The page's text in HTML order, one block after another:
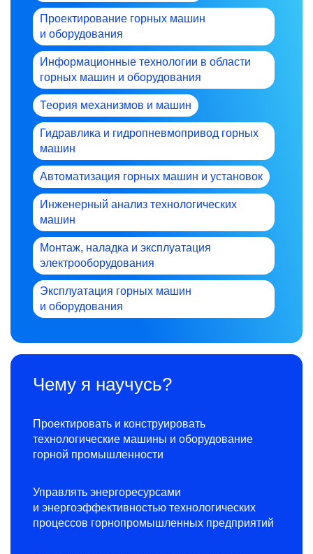
Проектирование горных машин
и оборудования
Информационные технологии в области
горных машин и оборудования
Теория механизмов и машин
Гидравлика и гидропневмопривод горных
машин
Автоматизация горных машин и установок
Инженерный анализ технологических
машин
Монтаж, наладка и эксплуатация
электрооборудования
Эксплуатация горных машин
и оборудования
Чему я научусь?
Проектировать и конструировать
технологические машины и оборудование
горной промышленности
Управлять энергоресурсами
и энергоэффективностью технологических
процессов горнопромышленных предприятий